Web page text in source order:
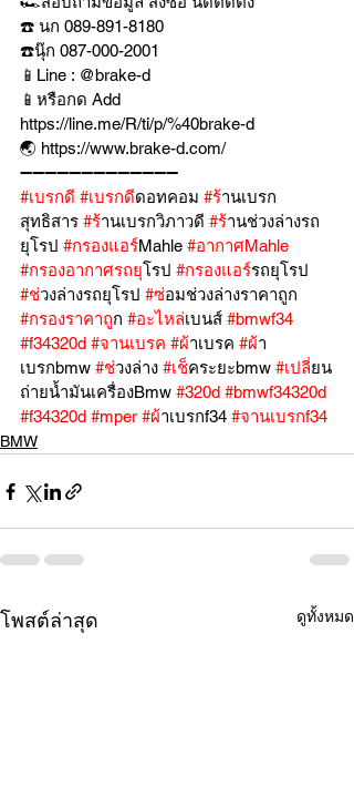
☎️ นก 089-891-8180
☎️นุ๊ก 087-000-2001
📱Line : @brake-d
📱หรือกด Add
https://line.me/R/ti/p/%40brake-d
🌏 https://www.brake-d.com/
➖➖➖➖➖➖➖➖➖➖➖➖➖
#เบรกด #เบรกดีดอทคอม #ร้านเบรก
สุทธิสาร #ร้านเบรกวิภาวดี #ร้านช่วงล่างรถ
ยุโรป #กรองแอร์Mahle #อากาศMahle
#กรองอากาศรถยุโรป #กรองแอร์รถยุโรป
#ช่วงล่างรถยุโรป #ซ่อมช่วงล่างราคาถูก
#กรองราคาถูก #อะไหล่เบนส์ #bmwf34
#f34320d #จานเบรค #ผ้าเบรค #ผ้า
เบรกbmw #ช่วงล่าง #เช็คระยะbmw #เปลี่ยน
ถ่ายน้ำมันเครื่องBmw #320d #bmwf34320d
#f34320d #mper #ผ้าเบรกf34 #จานเบรกf34
BMW
โพสต์ล่าสุด ดูทั้งหมด